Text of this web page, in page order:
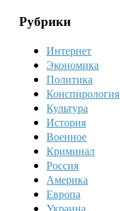
Рубрики
Интернет
Экономика
Политика
Конспирология
Культура
История
Военное
Криминал
Россия
Америка
Европа
Украина